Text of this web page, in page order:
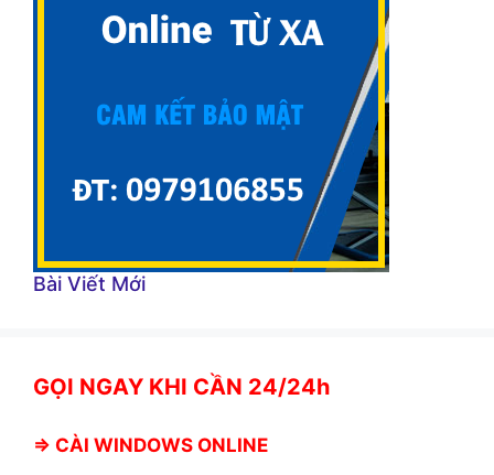
Bài Viết Mới
GỌI NGAY KHI CẦN 24/24h
⇒ CÀI WINDOWS ONLINE